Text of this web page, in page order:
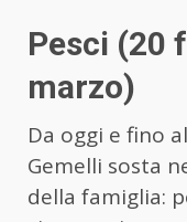
Pesci (20
marzo)
Da oggi e fino
Gemelli sosta
della famiglia: